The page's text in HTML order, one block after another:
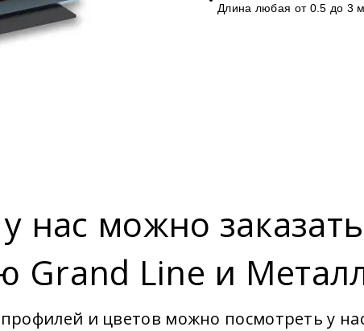
Длина любая от 0.5 до 3
нас можно
Grand Line и
и цветов можно посмотреть у